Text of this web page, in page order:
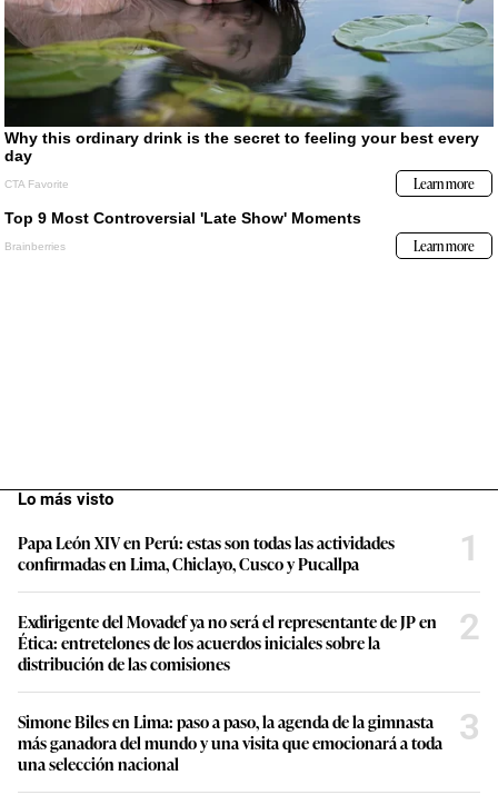
Lo más visto
Papa León XIV en Perú: estas son todas las actividades
confirmadas en Lima, Chiclayo, Cusco y Pucallpa
1
Exdirigente del Movadef ya no será el representante de JP en
Ética: entretelones de los acuerdos iniciales sobre la
distribución de las comisiones
2
Simone Biles en Lima: paso a paso, la agenda de la gimnasta
más ganadora del mundo y una visita que emocionará a toda
una selección nacional
3